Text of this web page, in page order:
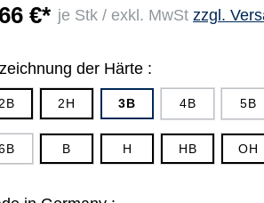
€* je Stk / exkl. MwSt zzgl.
der Härte :
2B 2H 3B 4B 5B
B H HB OH